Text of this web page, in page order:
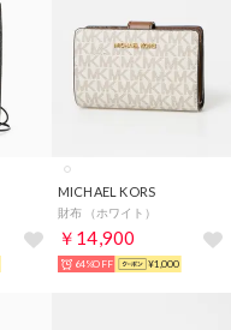
MICHAEL KORS
財布 （ホワイト）
￥14,900
64%OFF ¥1,000